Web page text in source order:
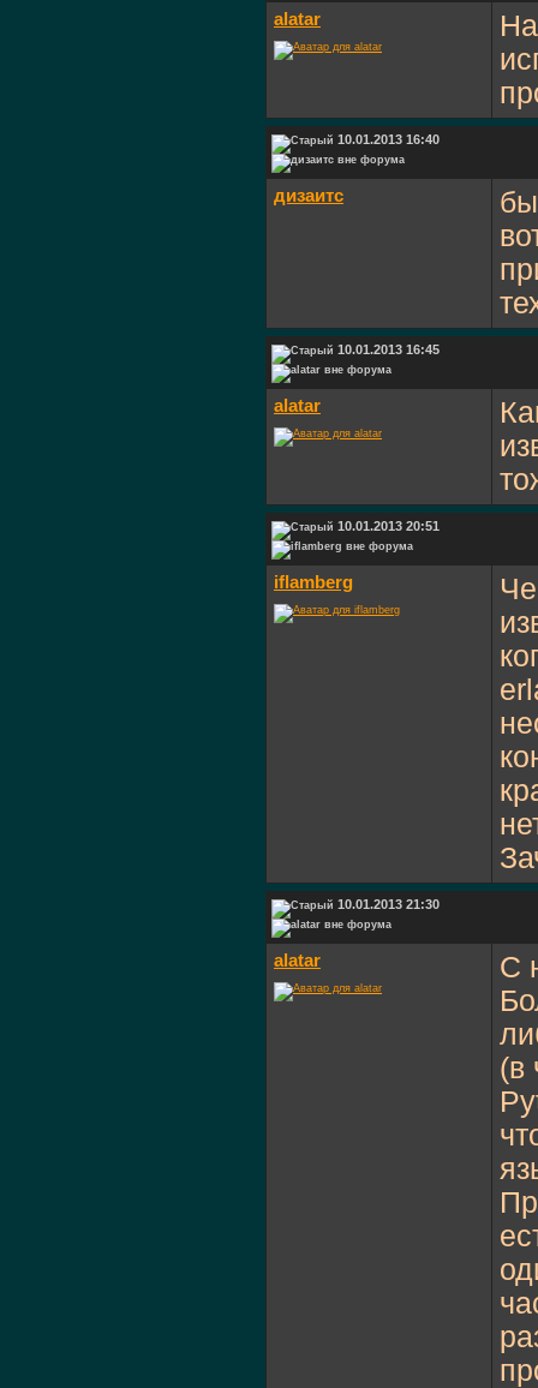
alatar
10.01.2013 16:40
дизаитс
10.01.2013 16:45
alatar
10.01.2013 20:51
iflamberg
10.01.2013 21:30
alatar
С
(в